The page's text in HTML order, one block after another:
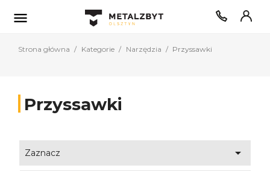

Strona główna Kategorie Narzędzia Przyssawki
Przyssawki
Zaznacz 